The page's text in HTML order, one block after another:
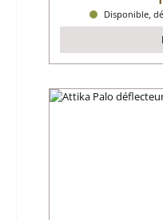
Disponible,